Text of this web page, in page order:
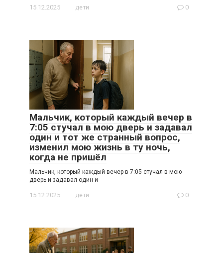
15.12.2025 дети 0
Мальчик, который каждый вечер в
7:05 стучал в мою дверь и задавал
один и тот же странный вопрос,
изменил мою жизнь в ту ночь,
когда не пришёл
Мальчик, который каждый вечер в 7:05 стучал в мою
дверь и задавал один и
15.12.2025 дети 0